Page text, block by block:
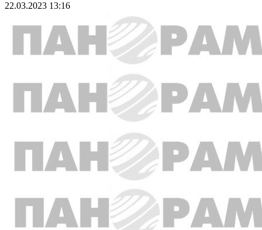
22.03.2023 13:16